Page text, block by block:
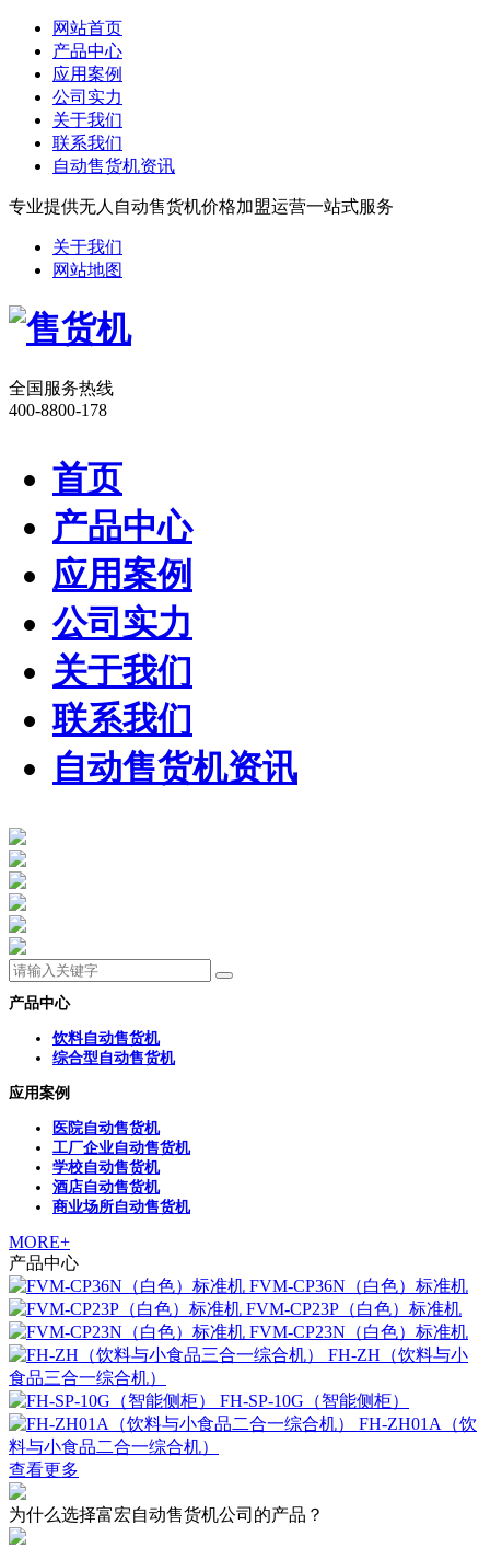
网站首页
产品中心
应用案例
公司实力
关于我们
联系我们
自动售货机资讯
专业提供无人自动售货机价格加盟运营一站式服务
关于我们
网站地图
全国服务热线
400-8800-178
首页
产品中心
应用案例
公司实力
关于我们
联系我们
自动售货机资讯
产品中心
饮料自动售货机
综合型自动售货机
应用案例
医院自动售货机
工厂企业自动售货机
学校自动售货机
酒店自动售货机
商业场所自动售货机
MORE+
产品中心
FVM-CP36N（白色）标准机
FVM-CP23P（白色）标准机
FVM-CP23N（白色）标准机
FH-ZH（饮料与小
食品三合一综合机）
FH-SP-10G（智能侧柜）
FH-ZH01A（饮
料与小食品二合一综合机）
查看更多
为什么选择富宏自动售货机公司的产品？